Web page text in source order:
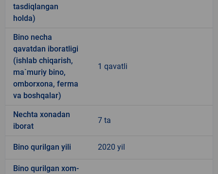
tasdiqlangan
holda)
Bino necha
qavatdan iboratligi
(ishlab chiqarish,
ma`muriy bino,
omborxona, ferma
va boshqalar)
1 qavatli
Nechta xonadan
iborat
7 ta
Bino qurilgan yili 2020 yil
Bino qurilgan xom-